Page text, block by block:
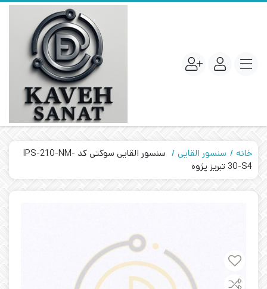
خانه سنسور القایی
سنسور القایی سوکتی کد IPS-210-NM-
30-S4 تبریز پژوه